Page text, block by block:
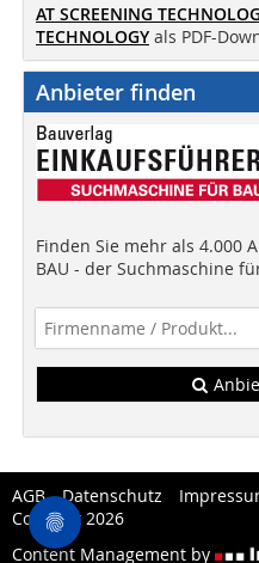
AT SCREENING
TECHNOLOGY als PDF-
Anbieter finden
Finden Sie mehr als 4.000
BAU - der Suchmaschine
AGB Datenschutz
Copytest 2026
Content Management by